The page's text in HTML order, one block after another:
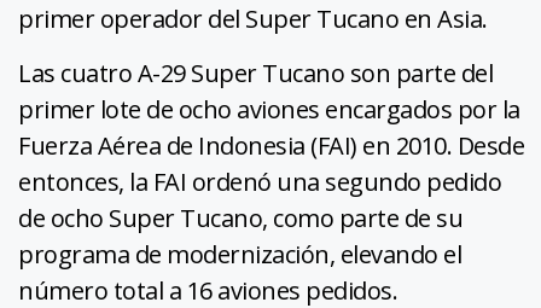
primer operador del Super Tucano en Asia.
Las cuatro A-29 Super Tucano son parte del
primer lote de ocho aviones encargados por la
Fuerza Aérea de Indonesia (FAI) en 2010. Desde
entonces, la FAI ordenó una segundo pedido
de ocho Super Tucano, como parte de su
programa de modernización, elevando el
número total a 16 aviones pedidos.